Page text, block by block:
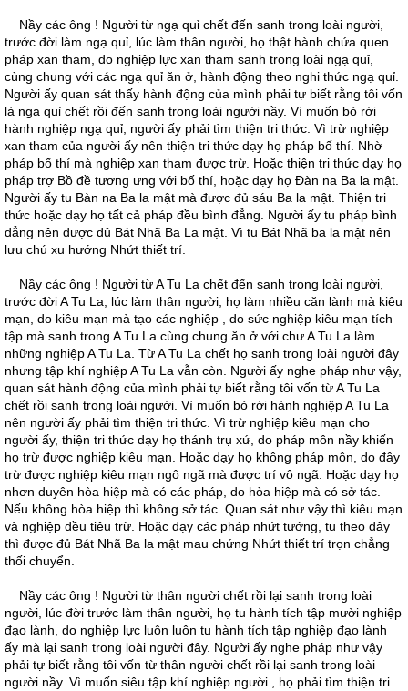
Nầy các ông ! Người từ ngạ quỉ chết đến sanh trong loài người,
trước đời làm ngạ quỉ, lúc làm thân người, họ thật hành chứa quen
pháp xan tham, do nghiệp lực xan tham sanh trong loài ngạ quỉ,
cùng chung với các ngạ quỉ ăn ở, hành động theo nghi thức ngạ quỉ.
Người ấy quan sát thấy hành động của mình phải tự biết rằng tôi vốn
là ngạ quỉ chết rồi đến sanh trong loài người nầy. Vì muốn bỏ rời
hành nghiệp ngạ quỉ, người ấy phải tìm thiện tri thức. Vì trừ nghiệp
xan tham của người ấy nên thiện tri thức dạy họ pháp bố thí. Nhờ
pháp bố thí mà nghiệp xan tham được trừ. Hoặc thiện tri thức dạy họ
pháp trợ Bồ đề tương ưng với bố thí, hoặc dạy họ Ðàn na Ba la mật.
Người ấy tu Bàn na Ba la mật mà được đủ sáu Ba la mật. Thiện tri
thức hoặc dạy họ tất cả pháp đều bình đẳng. Người ấy tu pháp bình
đẳng nên được đủ Bát Nhã Ba La mật. Vì tu Bát Nhã ba la mật nên
lưu chú xu hướng Nhứt thiết trí.
Nầy các ông ! Người từ A Tu La chết đến sanh trong loài người,
trước đời A Tu La, lúc làm thân người, họ làm nhiều căn lành mà kiêu
mạn, do kiêu mạn mà tạo các nghiệp , do sức nghiệp kiêu mạn tích
tập mà sanh trong A Tu La cùng chung ăn ở với chư A Tu La làm
những nghiệp A Tu La. Từ A Tu La chết họ sanh trong loài người đây
nhưng tập khí nghiệp A Tu La vẫn còn. Người ấy nghe pháp như vậy,
quan sát hành động của mình phải tự biết rằng tôi vốn từ A Tu La
chết rồi sanh trong loài người. Vì muốn bỏ rời hành nghiệp A Tu La
nên người ấy phải tìm thiện tri thức. Vì trừ nghiệp kiêu mạn cho
người ấy, thiện tri thức dạy họ thánh trụ xứ, do pháp môn nầy khiến
họ trừ được nghiệp kiêu mạn. Hoặc dạy họ không pháp môn, do đây
trừ được nghiệp kiêu mạn ngô ngã mà được trí vô ngã. Hoặc dạy họ
nhơn duyên hòa hiệp mà có các pháp, do hòa hiệp mà có sở tác.
Nếu không hòa hiệp thì không sở tác. Quan sát như vậy thì kiêu mạn
và nghiệp đều tiêu trừ. Hoặc dạy các pháp nhứt tướng, tu theo đây
thì được đủ Bát Nhã Ba la mật mau chứng Nhứt thiết trí trọn chẳng
thối chuyển.
Nầy các ông ! Người từ thân người chết rồi lại sanh trong loài
người, lúc đời trước làm thân người, họ tu hành tích tập mười nghiệp
đạo lành, do nghiệp lực luôn luôn tu hành tích tập nghiệp đạo lành
ấy mà lại sanh trong loài người đây. Người ấy nghe pháp như vậy
phải tự biết rằng tôi vốn từ thân người chết rồi lại sanh trong loài
người nầy. Vì muốn siêu tập khí nghiệp người , họ phải tìm thiện tri